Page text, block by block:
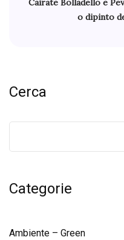
Cairate Bolladello e
o dipinto
Cerca
Categorie
Ambiente – Green